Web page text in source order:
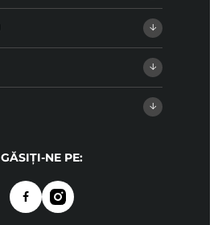
GĂSIȚI-NE PE: